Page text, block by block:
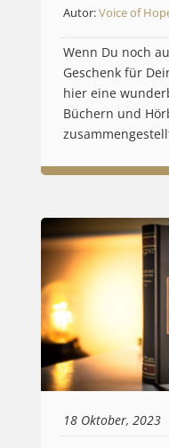
Autor:Voice of
Wenn Du noch
Geschenk für
hier eine
Büchern und
18 Oktober, 2023